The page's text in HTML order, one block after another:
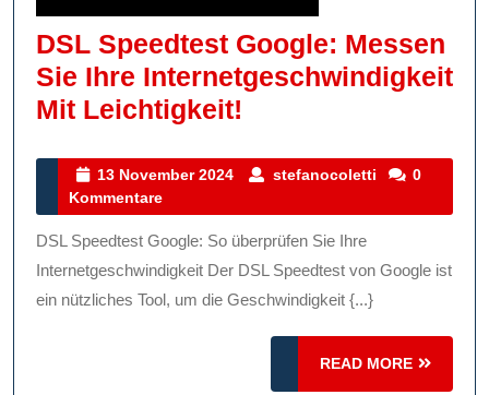
DSL Speedtest Google: Messen
Sie Ihre Internetgeschwindigkeit
Mit Leichtigkeit!
Google:
Sie
Ihre
Mit
Leichtigkeit!
13 November 2024
13
2024
stefanocoletti stefanocoletti
0
Kommentare
DSL Speedtest Google: So überprüfen Sie Ihre
Internetgeschwindigkeit Der DSL Speedtest von Google ist
ein nützliches Tool, um die Geschwindigkeit {...}
READ MORE
READ
MORE